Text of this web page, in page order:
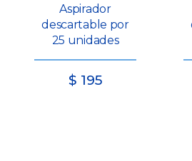
Aspirador
descartable por
25 unidades
$ 195